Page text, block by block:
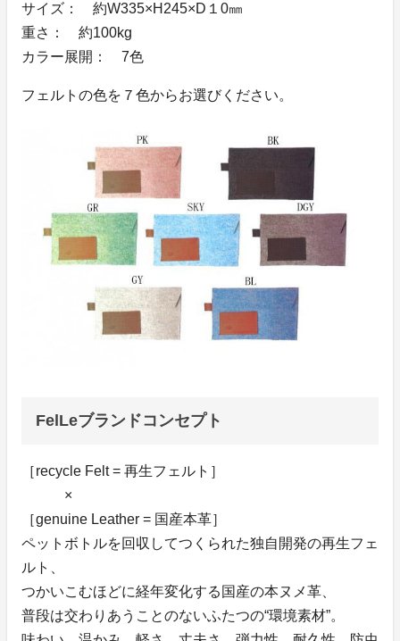
サイズ： 約W335×H245×D１0㎜
重さ： 約100kg
カラー展開： 7色
フェルトの色を７色からお選びください。
FelLeブランドコンセプト
［recycle Felt = 再生フェルト］
×
［genuine Leather = 国産本革］
ペットボトルを回収してつくられた独自開発の再生フェ
ルト、
つかいこむほどに経年変化する国産の本ヌメ革、
普段は交わりあうことのないふたつの“環境素材”。